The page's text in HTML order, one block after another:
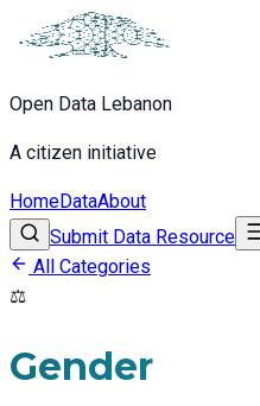
Open Data Lebanon
A citizen initiative
HomeDataAbout
Submit Data Resource
All Categories
⚖️
Gender